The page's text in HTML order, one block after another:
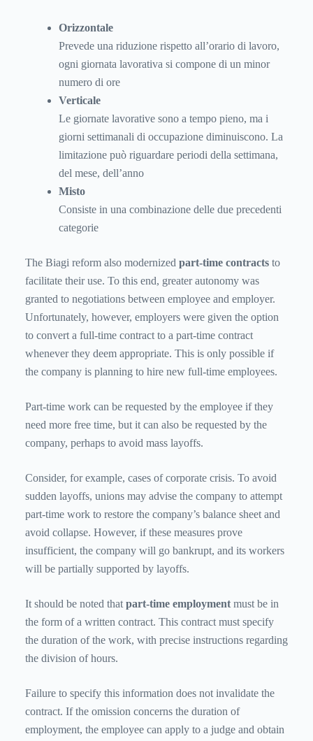
Orizzontale
Prevede una riduzione rispetto all’orario di lavoro,
ogni giornata lavorativa si compone di un minor
numero di ore
Verticale
Le giornate lavorative sono a tempo pieno, ma i
giorni settimanali di occupazione diminuiscono. La
limitazione può riguardare periodi della settimana,
del mese, dell’anno
Misto
Consiste in una combinazione delle due precedenti
categorie
The Biagi reform also modernized part-time contracts to
facilitate their use. To this end, greater autonomy was
granted to negotiations between employee and employer.
Unfortunately, however, employers were given the option
to convert a full-time contract to a part-time contract
whenever they deem appropriate. This is only possible if
the company is planning to hire new full-time employees.
Part-time work can be requested by the employee if they
need more free time, but it can also be requested by the
company, perhaps to avoid mass layoffs.
Consider, for example, cases of corporate crisis. To avoid
sudden layoffs, unions may advise the company to attempt
part-time work to restore the company’s balance sheet and
avoid collapse. However, if these measures prove
insufficient, the company will go bankrupt, and its workers
will be partially supported by layoffs.
It should be noted that part-time employment must be in
the form of a written contract. This contract must specify
the duration of the work, with precise instructions regarding
the division of hours.
Failure to specify this information does not invalidate the
contract. If the omission concerns the duration of
employment, the employee can apply to a judge and obtain